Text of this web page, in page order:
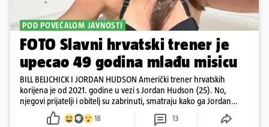
POD POVEĆALOM JAVNOSTI
FOTO Slavni hrvatski trener je
upecao 49 godina mlađu misicu
BILL BELICHICK I JORDAN HUDSON Američki trener hrvatskih
korijena je od 2021. godine u vezi s Jordan Hudson (25). No,
njegovi prijatelji i obitelj su zabrinuti, smatraju kako ga Jordan
kontrolira
18 13